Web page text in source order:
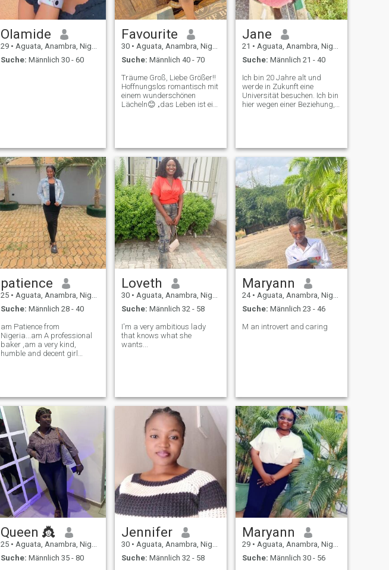
Olamide
29 • Aguata, Anambra, Nigeria
Suche: Männlich 30 - 60
Favourite
30 • Aguata, Anambra, Nigeria
Suche: Männlich 40 - 70
Träume Groß, Liebe Größer!!
Hoffnungslos romantisch mit
einem wunderschönen
Lächeln😊 „das Leben ist ein
Jane
21 • Aguata, Anambra, Nigeria
Suche: Männlich 21 - 40
Ich bin 20 Jahre alt und
werde in Zukunft eine
Universität besuchen. Ich bin
hier wegen einer Beziehung,
mit guter und reiner Absicht.
Ich flehe dich an in Gottes
Namen 🙏🙏🙏. Ich bin
Christ. Ich besuche kürzlich
die katholische Kirche. Ich
besuchte die Heilsarmee
Kirche, als ich aufwuchs… Ich
schätze, das ist alles, was
ich sagen kann, wenn wir
uns jetzt besser
kennenlernen... Ich bin ein
ausführlicher Mensch, ich
werde dir alles über mich im
Detail erzählen, wenn du das
Dank
patience
25 • Aguata, Anambra, Nigeria
Suche: Männlich 28 - 40
am Patience from
Nigeria...am A professional
baker ,am a very kind,
humble and decent girl
Loveth
30 • Aguata, Anambra, Nigeria
Suche: Männlich 32 - 58
I'm a very ambitious lady
that knows what she
wants...
Maryann
24 • Aguata, Anambra, Nigeria
Suche: Männlich 23 - 46
M an introvert and caring
Queen 👸
25 • Aguata, Anambra, Nigeria
Suche: Männlich 35 - 80
Jennifer
30 • Aguata, Anambra, Nigeria
Suche: Männlich 32 - 58
Maryann
29 • Aguata, Anambra, Nigeria
Suche: Männlich 30 - 56